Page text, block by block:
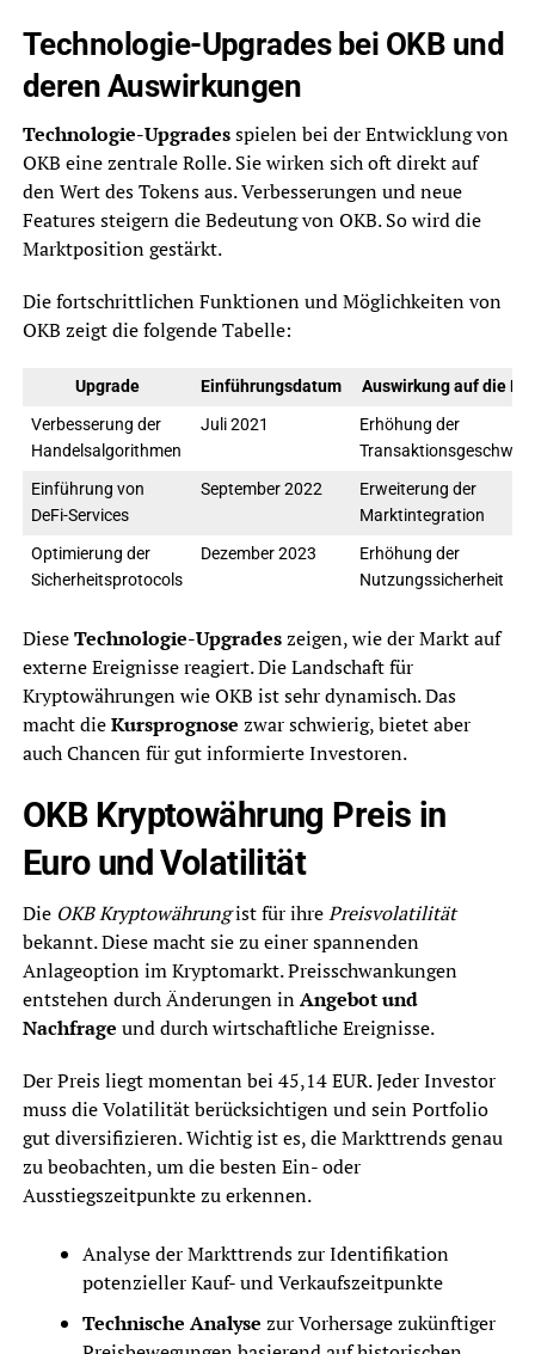
Technologie-Upgrades bei OKB und
deren Auswirkungen
Technologie-Upgradesspielen bei der Entwicklung von
OKB eine zentrale Rolle. Sie wirken sich oft direkt auf
den Wert des Tokens aus. Verbesserungen und neue
Features steigern die Bedeutung von OKB. So wird die
Marktposition gestärkt.
Die fortschrittlichen Funktionen und Möglichkeiten von
OKB zeigt die folgende Tabelle:
Upgrade Einführungsdatum
Auswirkung auf die
Verbesserung der
Handelsalgorithmen
Juli 2021
Erhöhung der
Einführung von
DeFi-Services
September 2022
Erweiterung der
Marktintegration
Optimierung der
Sicherheitsprotocols
Dezember 2023
Erhöhung der
Nutzungssicherheit
DieseTechnologie-Upgradeszeigen, wie der Markt auf
externe Ereignisse reagiert. Die Landschaft für
Kryptowährungen wie OKB ist sehr dynamisch. Das
macht dieKursprognose zwar schwierig, bietet aber
auch Chancen für gut informierte Investoren.
OKB Kryptowährung Preis in
Euro und Volatilität
Die OKB Kryptowährungist für ihrePreisvolatilität
bekannt. Diese macht sie zu einer spannenden
Anlageoption im Kryptomarkt. Preisschwankungen
entstehen durch Änderungen inAngebot und
Nachfrage und durch wirtschaftliche Ereignisse.
Der Preis liegt momentan bei 45,14 EUR. Jeder Investor
muss die Volatilität berücksichtigen und sein Portfolio
gut diversifizieren. Wichtig ist es, die Markttrends genau
zu beobachten, um die besten Ein- oder
Ausstiegszeitpunkte zu erkennen.
Analyse der Markttrends zur Identifikation
potenzieller Kauf- und Verkaufszeitpunkte
Technische Analyse zur Vorhersage zukünftiger